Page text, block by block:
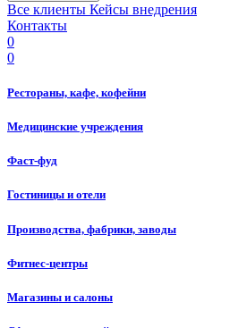
Все клиенты Кейсы внедрения
Контакты
0
0
Рестораны, кафе, кофейни
Медицинские учреждения
Фаст-фуд
Гостиницы и отели
Производства, фабрики, заводы
Фитнес-центры
Магазины и салоны